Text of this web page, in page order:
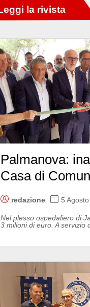
Palmanova:
Casa di
redazione 5
Nel plesso ospedaliero di
3 milioni di euro. A servizio